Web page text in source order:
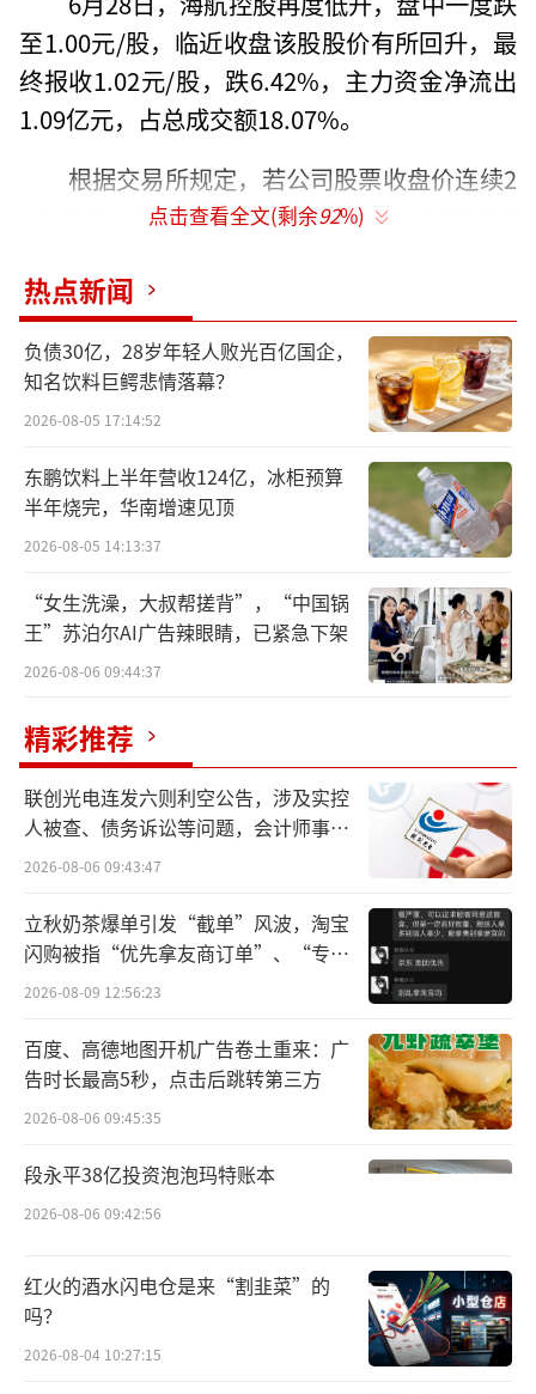
至1.00元/股，临近收盘该股股价有所回升，最
终报收1.02元/股，跌6.42%，主力资金净流出
1.09亿元，占总成交额18.07%。
根据交易所规定，若公司股票收盘价连续2
0个交易日低于1元，将触及交易类强制退市情
临面值退市危机。
至于为何海航控股股价沦落到如此地步，
海航控股尴尬的表示，二级市场股票价格受宏
观经济环境、国内外产业政策、大盘走势及行
业形势、投资者心理预期、公司经营业绩等众
多复杂因素影响。
尽管海航控股有意进行市值管理，但是公
司破产重整后种种历史遗留问题仍是拖累海航
控股的一大“包袱”。其中，最明显的当属负
债问题，到今年一季度末负债率仍高达98.4
6%，总负债为1327.13亿元。
与此同时，海航控股实控人方威旗下
的“方大系”公司也并不富足。
逼近1元“退市红线”
海航控股股价低迷已久。
在7家上市航空公司中，海航控股是股价最
低的一家，其余航空公司的股价均在3元以上，
其中吉祥航空的股价在10元以上，春秋航空的
股价更是超过50元。
进入2024年，海航控股股价多维持在1.5
元/股以下，直至6月以来，海航控股股价加速
计下跌25.00%，最终报收1.02元/股。
而逐渐逼近的“1元线”已成为悬在海航控
点击查看全文(剩余92%)
热点新闻
负债30亿，28岁年轻人败光百亿国企，
知名饮料巨鳄悲情落幕？
2026-08-05 17:14:52
东鹏饮料上半年营收124亿，冰柜预算
半年烧完，华南增速见顶
2026-08-05 14:13:37
“女生洗澡，大叔帮搓背”，“中国锅
王”苏泊尔AI广告辣眼睛，已紧急下架
2026-08-06 09:44:37
精彩推荐
联创光电连发六则利空公告，涉及实控
人被查、债务诉讼等问题，会计师事务
所曾出具“保留意见”
2026-08-06 09:43:47
立秋奶茶爆单引发“截单”风波，淘宝
闪购被指“优先拿友商订单”、“专挑
贵的拿”
2026-08-09 12:56:23
百度、高德地图开机广告卷土重来：广
告时长最高5秒，点击后跳转第三方
2026-08-06 09:45:35
段永平38亿投资泡泡玛特账本
2026-08-06 09:42:56
红火的酒水闪电仓是来“割韭菜”的
吗？
2026-08-04 10:27:15